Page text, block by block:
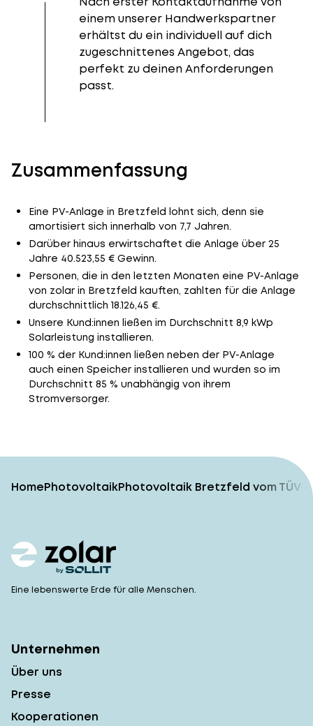
einem unserer Handwerkspartner
erhältst du ein individuell auf dich
zugeschnittenes Angebot, das
perfekt zu deinen Anforderungen
passt.
Zusammenfassung
Eine PV-Anlage in Bretzfeld lohnt sich, denn sie
amortisiert sich innerhalb von 7,7 Jahren.
Darüber hinaus erwirtschaftet die Anlage über 25
Jahre 40.523,55 € Gewinn.
Personen, die in den letzten Monaten eine PV-Anlage
von zolar in Bretzfeld kauften, zahlten für die Anlage
durchschnittlich 18.126,45 €.
Unsere Kund:innen ließen im Durchschnitt 8,9 kWp
Solarleistung installieren.
100 % der Kund:innen ließen neben der PV-Anlage
auch einen Speicher installieren und wurden so im
Durchschnitt 85 % unabhängig von ihrem
Stromversorger.
HomePhotovoltaikPhotovoltaik Bretzfeld vom
Eine lebenswerte Erde für alle Menschen.
Unternehmen
Über uns
Presse
Kooperationen